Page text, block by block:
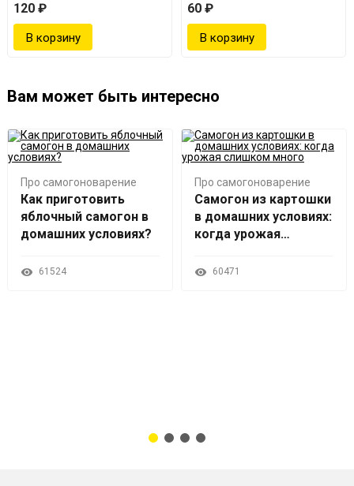
120 ₽
60 ₽
Вам может быть интересно
Про самогоноварение
Как приготовить
яблочный самогон в
домашних условиях?
61524
Про самогоноварение
Самогон из картошки
в домашних условиях:
когда урожая
60471